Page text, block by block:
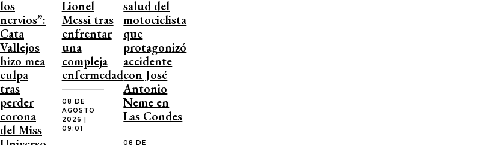
los
nervios”:
Cata
Vallejos
hizo mea
culpa
tras
perder
corona
del Miss
Lionel
Messi tras
enfrentar
una
compleja
enfermedad
08 DE
AGOSTO
2026 |
09:01
salud del
motociclista
que
protagonizó
accidente
con José
Antonio
Neme en
Las Condes
08 DE